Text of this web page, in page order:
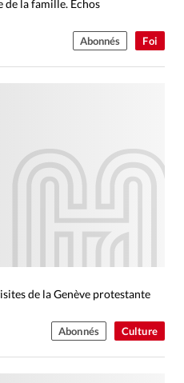
réveil
Foi
de la famille. Échos
Abonnés
Culture
de la Genève protestante
Abonnés